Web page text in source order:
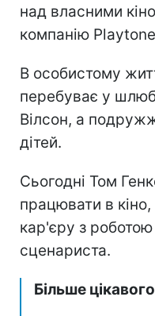
над власними
компанію
В особистому
перебуває у
Вілсон, а
дітей.
Сьогодні Том
працювати в
кар'єру з
сценариста.
Більше